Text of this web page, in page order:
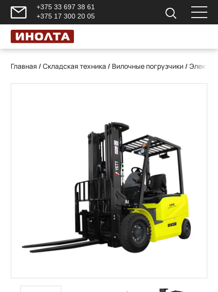
+375 33 697 38 61
+375 17 300 20 05
Главная /Складская техника / Вилочные погрузчики /